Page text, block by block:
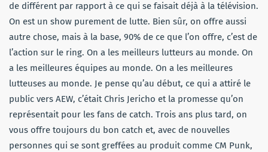
de différent par rapport à ce qui se faisait déjà à la télévision.
On est un show purement de lutte. Bien sûr, on offre aussi
autre chose, mais à la base, 90% de ce que l’on offre, c’est de
l’action sur le ring. On a les meilleurs lutteurs au monde. On
a les meilleures équipes au monde. On a les meilleures
lutteuses au monde. Je pense qu’au début, ce qui a attiré le
public vers AEW, c’était Chris Jericho et la promesse qu’on
représentait pour les fans de catch. Trois ans plus tard, on
vous offre toujours du bon catch et, avec de nouvelles
personnes qui se sont greffées au produit comme CM Punk,